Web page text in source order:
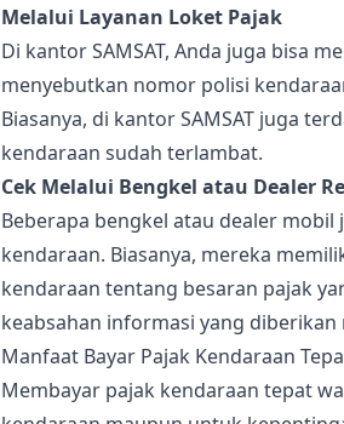
Melalui Layanan Loket Pajak
Di kantor SAMSAT, Anda juga bisa
menyebutkan nomor polisi
Biasanya, di kantor SAMSAT juga
kendaraan sudah terlambat.
Cek Melalui Bengkel atau Dealer
Beberapa bengkel atau dealer mobil
kendaraan. Biasanya, mereka
kendaraan tentang besaran pajak
keabsahan informasi yang
Manfaat Bayar Pajak Kendaraan
Membayar pajak kendaraan tepat